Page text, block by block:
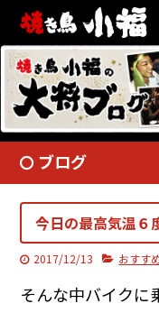
ブログ
今日の最高気温６
2017/12/13 おすす
そんな中バイクに